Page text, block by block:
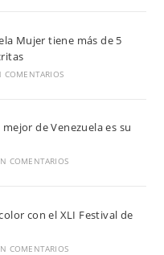
Mujer tiene más de 5
COMENTARIOS
de Venezuela es su
COMENTARIOS
con el XLI Festival de
COMENTARIOS